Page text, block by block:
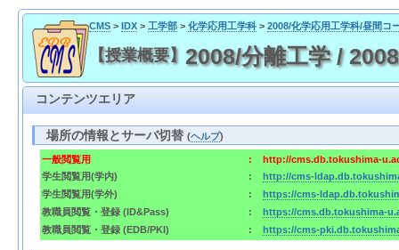
CMS> IDX> 工学部> 化学応用工学科> 2008/化学応用工学科/昼間コ
【授業概要】 2008/分離工学 /
コンテンツエリア
場所の情報とサーバ切替(ヘルプ)
一般閲覧用 :
http://cms.db.tokushima-
学生閲覧用(学内)
:
http://cms-
学生閲覧用(学外)
:
https://cms-
教職員閲覧・登録 (ID&Pass)
:
https://cms.db.tokushima-
教職員閲覧・登録 (EDB/PKI)
: https://cms-